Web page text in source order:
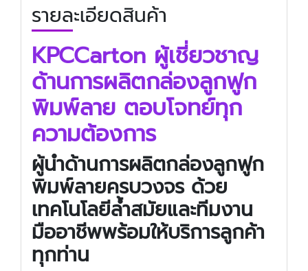
รายละเอียดสินค้า
KPCCarton ผู้เชี่ยวชาญ
ด้านการผลิตกล่องลูกฟูก
พิมพ์ลาย ตอบโจทย์ทุก
ความต้องการ
ผู้นำด้านการผลิตกล่องลูกฟูก
พิมพ์ลายครบวงจร ด้วย
เทคโนโลยีล้ำสมัยและทีมงาน
มืออาชีพพร้อมให้บริการลูกค้า
ทุกท่าน